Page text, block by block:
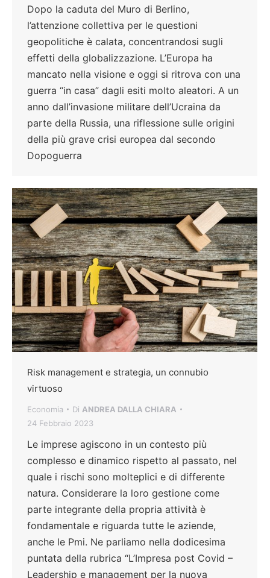
Dopo la caduta del Muro di Berlino,
l’attenzione collettiva per le questioni
geopolitiche è calata, concentrandosi sugli
effetti della globalizzazione. L’Europa ha
mancato nella visione e oggi si ritrova con una
guerra “in casa” dagli esiti molto aleatori. A un
anno dall’invasione militare dell’Ucraina da
parte della Russia, una riflessione sulle origini
della più grave crisi europea dal secondo
Dopoguerra
Risk management e strategia, un connubio
virtuoso
Economia Di ANDREA DALLA CHIARA
24 Febbraio 2023
Le imprese agiscono in un contesto più
complesso e dinamico rispetto al passato, nel
quale i rischi sono molteplici e di differente
natura. Considerare la loro gestione come
parte integrante della propria attività è
fondamentale e riguarda tutte le aziende,
anche le Pmi. Ne parliamo nella dodicesima
puntata della rubrica “L’Impresa post Covid –
Leadership e management per la nuova